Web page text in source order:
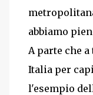
abbiamo
A parte che
Italia per
l'esempio